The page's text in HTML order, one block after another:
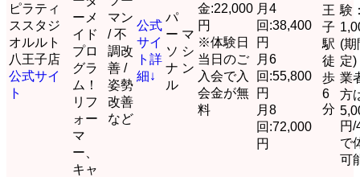
ピラティ
ススタジ
オルルト
八王子店
公式サイ
ト
ーメ
イド
プロ
グラ
ム！
リフ
ォー
マ
ー、
キャ
マン
/ 不
調改
善 /
姿勢
改善
など
公式
サイ
ト 詳
細↓
パ
ー
ソ
ナ
ル
マ
シ
ン
金:22,000
円
※体験日
当日のご
入会で入
会金が無
料
月4
回:38,400
円
月6
回:55,800
円
月8
回:72,000
円
王
子
駅
徒
歩
6
分
験
(期
定
業
方
円/
で
可